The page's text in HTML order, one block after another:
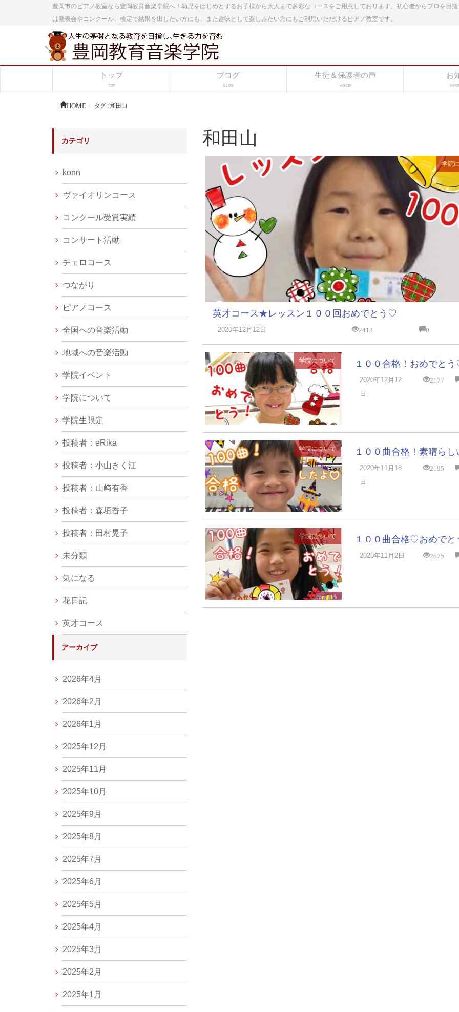
豊岡市のピアノ教室なら豊岡教育音楽学院へ！幼児をはじめとするお子様から大人まで多彩なコースをご用意しております。初心者からプロを目
は発表会やコンクール、検定で結果を出したい方にも、また趣味として楽しみたい方にもご利用いただけるピアノ教室です。
トップ
TOP
ブログ
BLOG
生徒＆保護者の声
VOICE
お
HOME タグ : 和田山
和田山
学院
英才コース★レッスン１００回おめでとう♡
2020年12月12日 2413 0
学院について １００合格！おめでと
2020年12月12
日
2177
学院について １００曲合格！素晴ら
2020年11月18
日
2195
学院について １００曲合格♡おめでと
2020年11月2日 2675
カテゴリ
konn
ヴァイオリンコース
コンクール受賞実績
コンサート活動
チェロコース
つながり
ピアノコース
全国への音楽活動
地域への音楽活動
学院イベント
学院について
学院生限定
投稿者：eRika
投稿者：小山きく江
投稿者：山﨑有香
投稿者：森垣香子
投稿者：田村晃子
未分類
気になる
花日記
英才コース
アーカイブ
2026年4月
2026年2月
2026年1月
2025年12月
2025年11月
2025年10月
2025年9月
2025年8月
2025年7月
2025年6月
2025年5月
2025年4月
2025年3月
2025年2月
2025年1月